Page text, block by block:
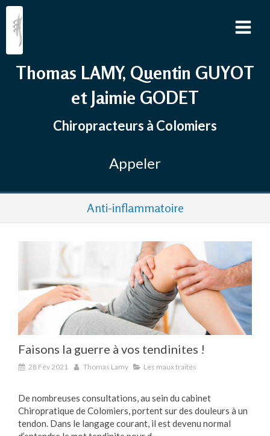
Thomas LAMY, Quentin GUYOT
et Jaimie GODET
Chiropracteurs à Colomiers
Appeler
Anti-inflammatoire
Faisons la guerre à vos tendinites !
28 Fév 2021 Thomas Lamy Les maux traités
De nombreuses consultations, au sein du cabinet
Chiropratique de Colomiers, portent sur des douleurs à un
tendon. Dans le langage courant, il est devenu normal